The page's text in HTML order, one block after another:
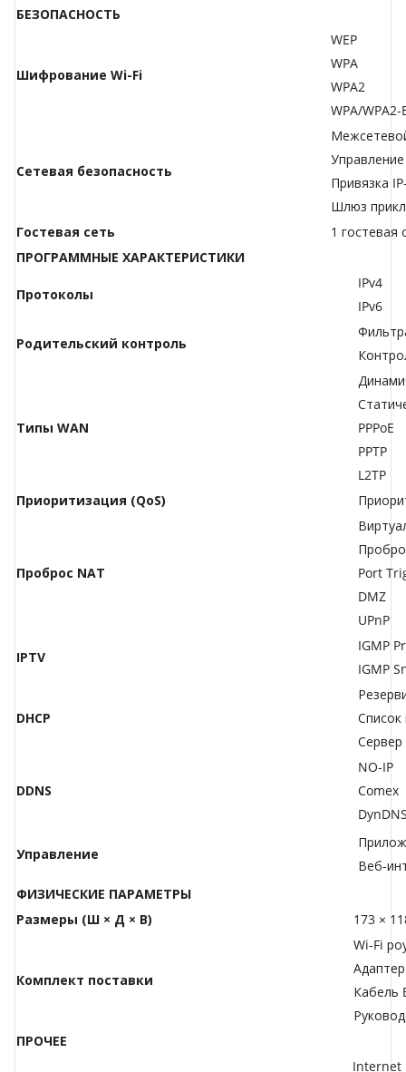
БЕЗОПАСНОСТЬ
Шифрование Wi-Fi
WEP
WPA
WPA2
WPA/
Сетевая безопасность
Привязка
Шлюз
Гостевая сеть
1 гостевая
ПРОГРАММНЫЕ ХАРАКТЕРИСТИКИ
Протоколы
IPv4
IPv6
Родительский контроль
Типы WAN
PPPoE
PPTP
L2TP
Приоритизация (QoS)
Проброс NAT
Port
DMZ
UPnP
IPTV
IGMP
IGMP
DHCP
Список
Сервер
DDNS
NO-IP
Comex
Управление
Веб-
ФИЗИЧЕСКИЕ ПАРАМЕТРЫ
Размеры (Ш × Д × В)
173 ×
Комплект поставки
Wi-Fi
Кабель
ПРОЧЕЕ
Internet